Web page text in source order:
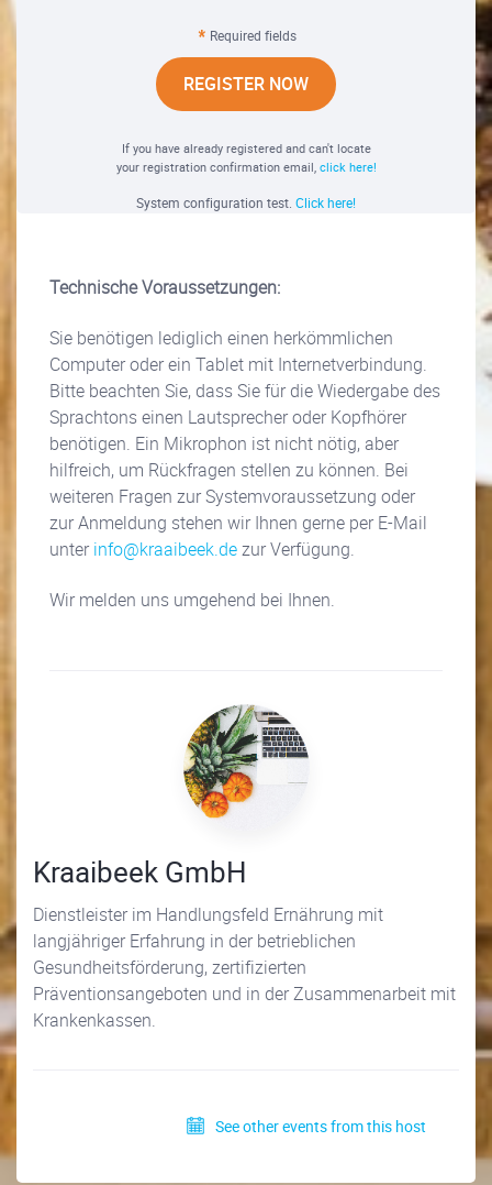
Required fields
REGISTER NOW
If you have already registered and can't locate
your registration confirmation email, click here!
System configuration test. Click here!
Technische Voraussetzungen:
Sie benötigen lediglich einen herkömmlichen
Computer oder ein Tablet mit Internetverbindung.
Bitte beachten Sie, dass Sie für die Wiedergabe des
Sprachtons einen Lautsprecher oder Kopfhörer
benötigen. Ein Mikrophon ist nicht nötig, aber
hilfreich, um Rückfragen stellen zu können. Bei
weiteren Fragen zur Systemvoraussetzung oder
zur Anmeldung stehen wir Ihnen gerne per E-Mail
unter info@kraaibeek.dezur Verfügung.
Wir melden uns umgehend bei Ihnen.
Kraaibeek GmbH
Dienstleister im Handlungsfeld Ernährung mit
langjähriger Erfahrung in der betrieblichen
Gesundheitsförderung, zertifizierten
Präventionsangeboten und in der Zusammenarbeit mit
Krankenkassen.
See other events from this host